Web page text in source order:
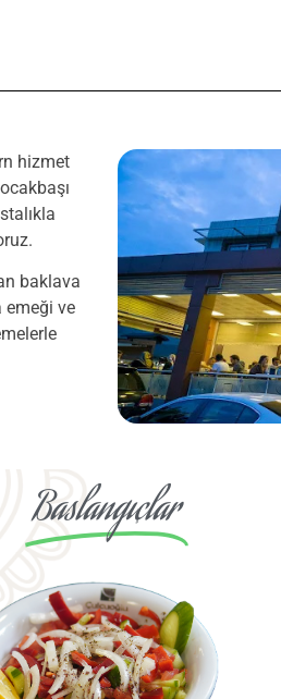
hizmet
baklava
emeği ve
Baslangıçlar